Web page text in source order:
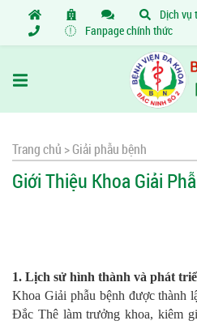
Dịch vụ
Fanpage chính thức
Trang chủ >Giải phẫu bệnh
Giới Thiệu Khoa Giải
- Điện
- Email:
1. Lịch sử hình thành và phát
Khoa Giải phẫu bệnh được thành
Đắc Thê làm trưởng khoa, kiêm